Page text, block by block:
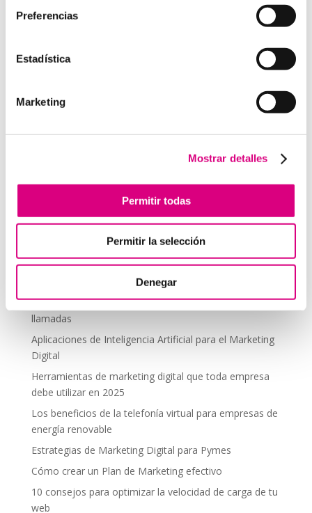
Preferencias
Estadística
Marketing
Mostrar detalles
Permitir todas
Permitir la selección
Denegar
para publicar un
comentario.
Telefonía virtual para el trabajo remoto: comunícate
desde donde estés
Tendencias actuales en marketing y publicidad que
debes aplicar en tu plan de marketing
Centralitas virtuales: una solución para la gestión de
llamadas
Aplicaciones de Inteligencia Artificial para el Marketing
Digital
Herramientas de marketing digital que toda empresa
debe utilizar en 2025
Los beneficios de la telefonía virtual para empresas de
energía renovable
Estrategias de Marketing Digital para Pymes
Cómo crear un Plan de Marketing efectivo
10 consejos para optimizar la velocidad de carga de tu
web